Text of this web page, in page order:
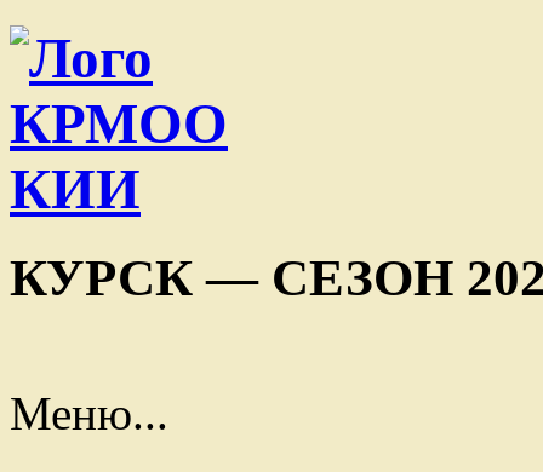
КУРСК — СЕЗОН
Меню...